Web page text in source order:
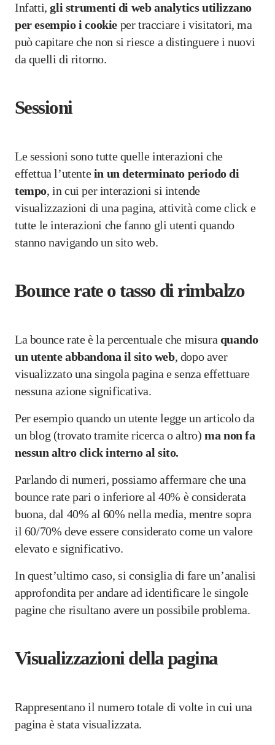
Infatti, gli strumenti di web analytics utilizzano
per esempio i cookie per tracciare i visitatori, ma
può capitare che non si riesce a distinguere i nuovi
da quelli di ritorno.
Sessioni
Le sessioni sono tutte quelle interazioni che
effettua l’utentein un determinato periodo di
tempo, in cui per interazioni si intende
visualizzazioni di una pagina, attività come click e
tutte le interazioni che fanno gli utenti quando
stanno navigando un sito web.
Bounce rate o tasso di rimbalzo
La bounce rate è la percentuale che misura quando
un utente abbandona il sito web, dopo aver
visualizzato una singola pagina e senza effettuare
nessuna azione significativa.
Per esempio quando un utente legge un articolo da
un blog (trovato tramite ricerca o altro)ma non fa
nessun altro click interno al sito.
Parlando di numeri, possiamo affermare che una
bounce rate pari o inferiore al 40% è considerata
buona, dal 40% al 60% nella media, mentre sopra
il 60/70% deve essere considerato come un valore
elevato e significativo.
In quest’ultimo caso, si consiglia di fare un’analisi
approfondita per andare ad identificare le singole
pagine che risultano avere un possibile problema.
Visualizzazioni della pagina
Rappresentano il numero totale di volte in cui una
pagina è stata visualizzata.